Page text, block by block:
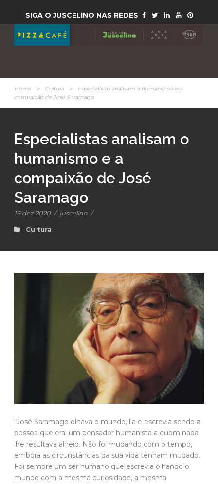
SIGA O JUSCELINO NAS REDES
Home > Cultura >
Especialistas analisam o humanismo e a
compaixão de José Saramago
Especialistas analisam o
humanismo e a
compaixão de José
Saramago
16 dez 2020 / juscelino /
Cultura
“José Saramago olhava o mundo, lia e escrevia sendo a
pessoa que era: um pensador humanista a quem nada
lhe resultava alheio. Não foi mudando com o tempo,
embora as circunstâncias da sua vida tenham mudado.
Foi sempre um ser humano que escrevia olhando o
mundo com a mesma curiosidade, a mesma